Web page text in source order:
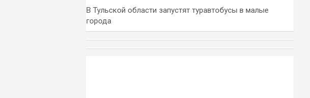
В Тульской области запустят туравтобусы в малые
города